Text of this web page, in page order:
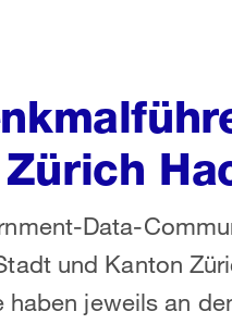
Data-
und Kanton
jeweils an